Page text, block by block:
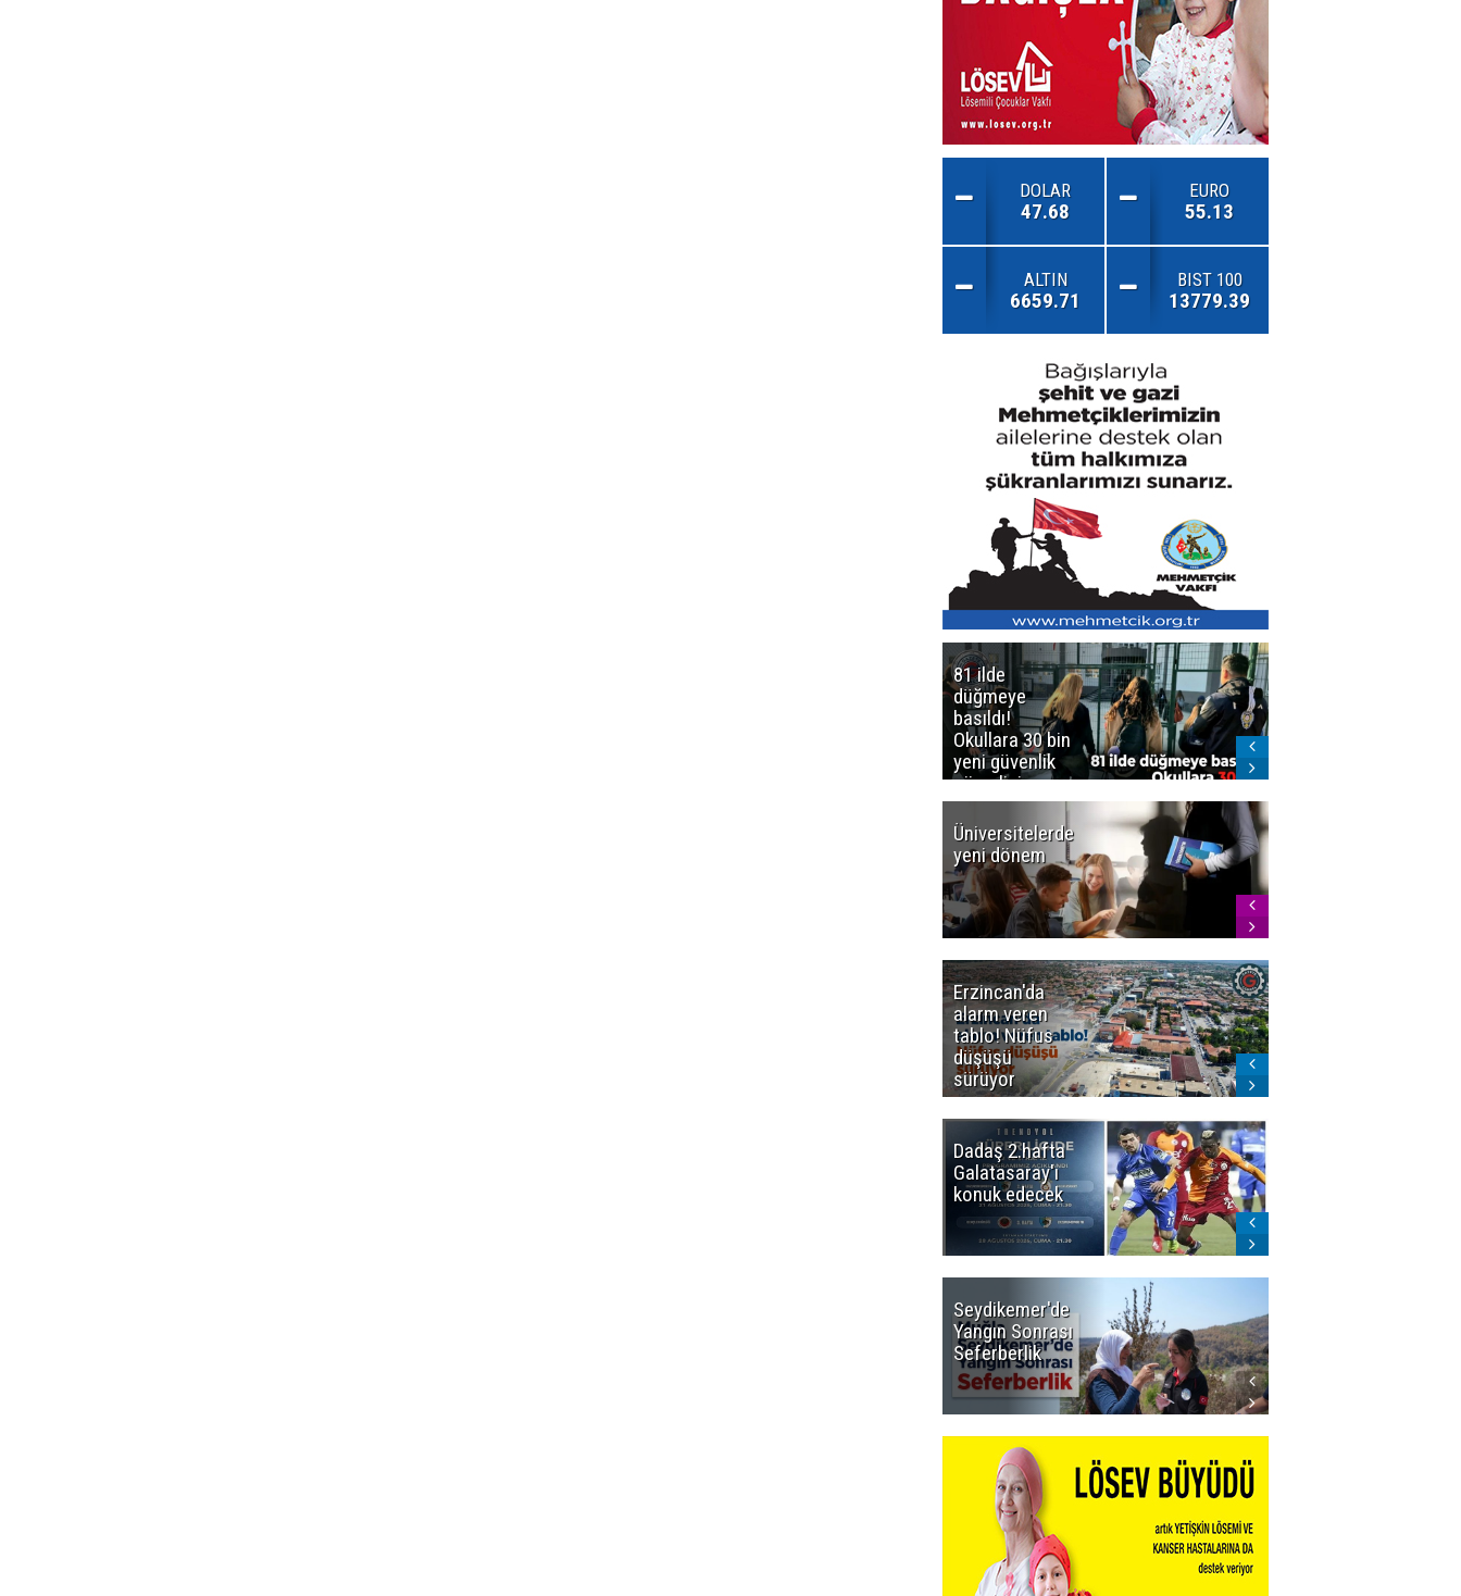
DOLAR
47.68
EURO
55.13
ALTIN
6659.71
BIST 100
13779.39
81 ilde
düğmeye
basıldı!
Okullara 30 bin
yeni güvenlik
görevlisi
Üniversitelerde
yeni dönem
Erzincan'da
alarm veren
tablo! Nüfus
düşüşü
sürüyor
Dadaş 2.hafta
Galatasaray'ı
konuk edecek
Seydikemer'de
Yangın Sonrası
Seferberlik